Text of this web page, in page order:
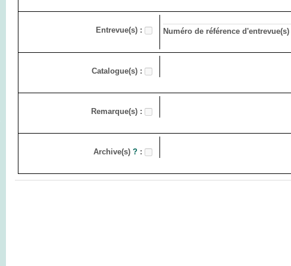
Entrevue(s) : Numéro de référence d'entrevue(s)
Catalogue(s) :
Remarque(s) :
Archive(s)? :